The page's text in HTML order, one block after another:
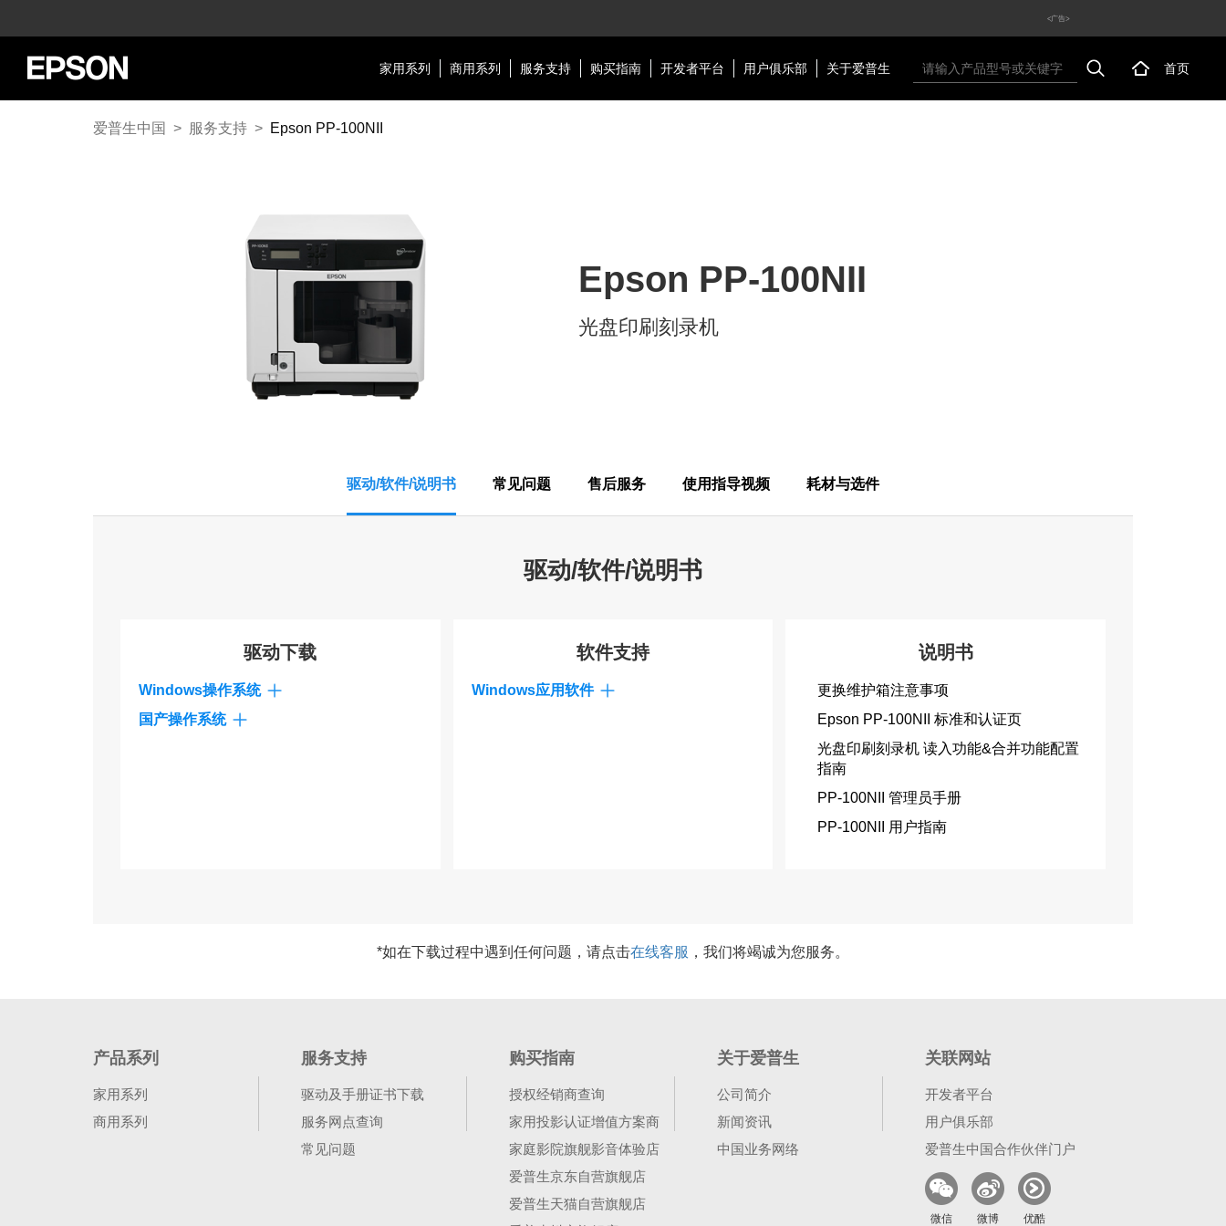
<广告>
家用系列 商用系列 服务支持 购买指南 开发者平台 用户俱乐部 关于爱普生 首页
爱普生中国 > 服务支持 > Epson PP-100NII
Epson PP-100NII
光盘印刷刻录机
驱动/软件/说明书 常见问题 售后服务 使用指导视频 耗材与选件
驱动/软件/说明书
驱动下载
Windows操作系统
国产操作系统
软件支持
Windows应用软件
说明书
更换维护箱注意事项
Epson PP-100NII 标准和认证页
光盘印刷刻录机 读入功能&合并功能配置
指南
PP-100NII 管理员手册
PP-100NII 用户指南
*如在下载过程中遇到任何问题，请点击在线客服 ，我们将竭诚为您服务。
产品系列
家用系列
商用系列
服务支持
驱动及手册证书下载
服务网点查询
常见问题
购买指南
授权经销商查询
家用投影认证增值方案商
家庭影院旗舰影音体验店
爱普生京东自营旗舰店
爱普生天猫自营旗舰店
关于爱普生
公司简介
新闻资讯
中国业务网络
关联网站
开发者平台
用户俱乐部
爱普生中国合作伙伴门户
微信 微博 优酷